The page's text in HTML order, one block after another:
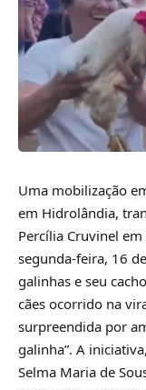
Uma mobilização
em Hidrolândia,
Percília Cruvinel
segunda-feira, 16
galinhas e seu
cães ocorrido na
surpreendida por
galinha”. A
Selma Maria de